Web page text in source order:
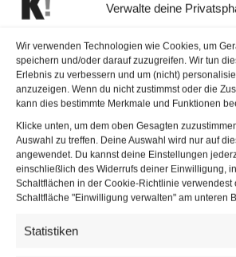
Verwalte deine
Wir verwenden Technologien wie Cookies, um
speichern und/oder darauf zuzugreifen. Wir tun
Erlebnis zu verbessern und um (nicht)
anzuzeigen. Wenn du nicht zustimmst oder die
kann dies bestimmte Merkmale und Funktionen
Klicke unten, um dem oben Gesagten
Auswahl zu treffen. Deine Auswahl wird nur auf
angewendet. Du kannst deine Einstellungen
einschließlich des Widerrufs deiner Einwilligung,
Schaltflächen in der Cookie-Richtlinie verwendest
Schaltfläche "Einwilligung verwalten" am unteren
Statistiken
Bariton Georg Nigl in der Wiener Staatsoper. | ©
Rusnov
Die musikalische Dramaturgie